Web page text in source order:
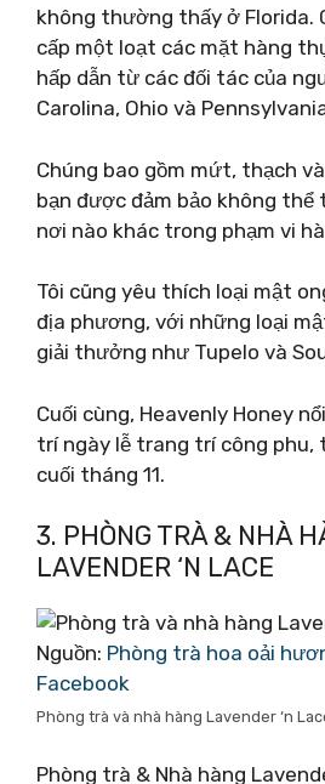
không thường thấy ở Florida.
cấp một loạt các mặt hàng
hấp dẫn từ các đối tác của
Carolina, Ohio và
Chúng bao gồm mứt, thạch
bạn được đảm bảo không
nơi nào khác trong phạm vi
Tôi cũng yêu thích loại mật
địa phương, với những loại
giải thưởng như Tupelo và
Cuối cùng, Heavenly Honey
trí ngày lễ trang trí công phu,
cuối tháng 11.
3. PHÒNG TRÀ & NHÀ
LAVENDER ‘N LACE
Nguồn: Phòng trà hoa oải
Facebook
Phòng trà và nhà hàng Lavender ‘n
Phòng trà & Nhà hàng